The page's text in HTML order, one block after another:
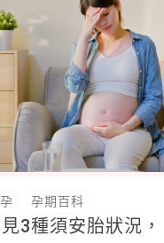
孕期百科
3種須安胎狀況，